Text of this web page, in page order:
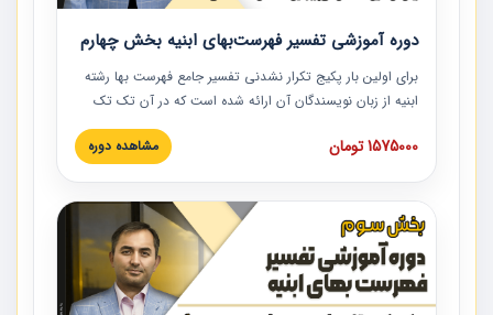
دوره آموزشی تفسیر فهرست‌بهای ابنیه بخش چهارم
برای اولین بار پکیج تکرار نشدنی تفسیر جامع فهرست بها رشته
ابنیه از زبان نویسندگان آن ارائه شده است که در آن تک تک
ردیف ها و مطالب فهرست بها تفسیر و ارائه شده است. این
دوره به صورت کامل تصویری بوده و به همراه تصاویر عملیات
دوره با کلام مهندس علیرضاحسین‌زاده مدیر پروژه مهندسی
مشاور در امر بازنگری فهرست بها رشته ابنیه ارائه شده و به تمام
همکارانی که در حوزه صنعت ساخت در حال فعالیت هستند حتما
توصیه می کنیم از مطالب این دوره استفاده نمایند.
1575000 تومان مشاهده دوره